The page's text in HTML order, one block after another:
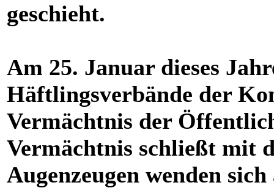
geschieht.
Am 25. Januar dieses
Häftlingsverbände der
Vermächtnis der
Vermächtnis schließt mit
Augenzeugen wenden